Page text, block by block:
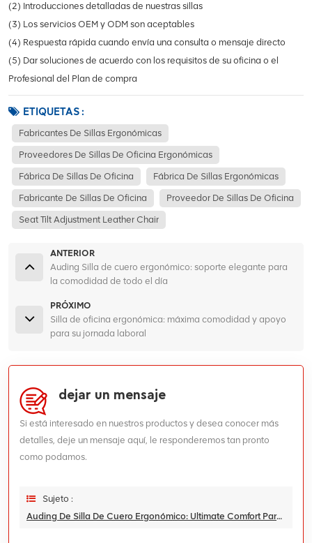
(2) Introducciones detalladas de nuestras sillas
(3) Los servicios OEM y ODM son aceptables
(4) Respuesta rápida cuando envía una consulta o mensaje directo
(5) Dar soluciones de acuerdo con los requisitos de su oficina o el
Profesional del Plan de compra
ETIQUETAS :
Fabricantes De Sillas Ergonómicas
Proveedores De Sillas De Oficina Ergonómicas
Fábrica De Sillas De Oficina Fábrica De Sillas Ergonómicas
Fabricante De Sillas De Oficina Proveedor De Sillas De Oficina
Seat Tilt Adjustment Leather Chair
ANTERIOR
Auding Silla de cuero ergonómico: soporte elegante para
la comodidad de todo el día
PRÓXIMO
Silla de oficina ergonómica: máxima comodidad y apoyo
para su jornada laboral
dejar un mensaje
Si está interesado en nuestros productos y desea conocer más
detalles, deje un mensaje aquí, le responderemos tan pronto
como podamos.
Sujeto :
Auding De Silla De Cuero Ergonómico: Ultimate Comfort Para Uso De La Oficina Y El Hogar